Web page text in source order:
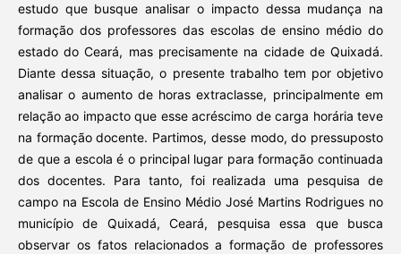
estudo que busque analisar o impacto dessa mudança na
formação dos professores das escolas de ensino médio do
estado do Ceará, mas precisamente na cidade de Quixadá.
Diante dessa situação, o presente trabalho tem por objetivo
analisar o aumento de horas extraclasse, principalmente em
relação ao impacto que esse acréscimo de carga horária teve
na formação docente. Partimos, desse modo, do pressuposto
de que a escola é o principal lugar para formação continuada
dos docentes. Para tanto, foi realizada uma pesquisa de
campo na Escola de Ensino Médio José Martins Rodrigues no
município de Quixadá, Ceará, pesquisa essa que busca
observar os fatos relacionados a formação de professores